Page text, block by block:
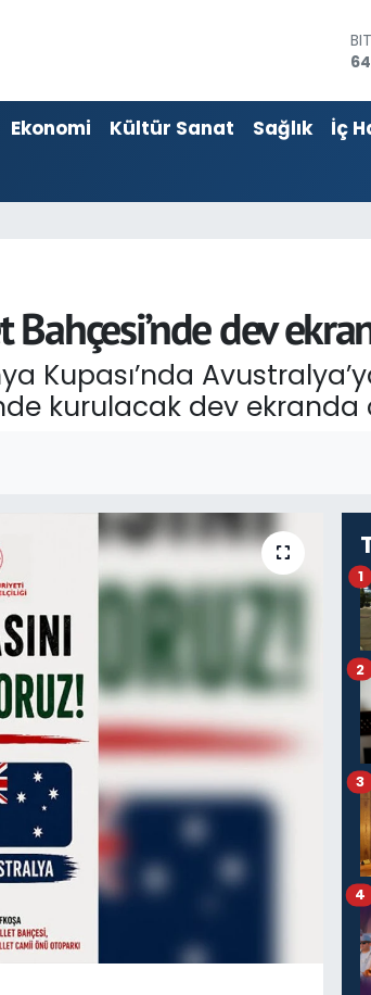
Ekonomi Kültür Sanat Sağlık İç
dev
Kupası’nda
kurulacak dev ekranda
1
2
3
4